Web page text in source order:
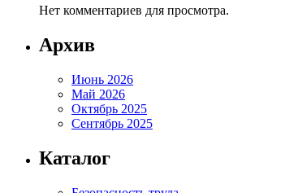
Нет комментариев для просмотра.
Архив
Июнь 2026
Май 2026
Октябрь 2025
Сентябрь 2025
Каталог